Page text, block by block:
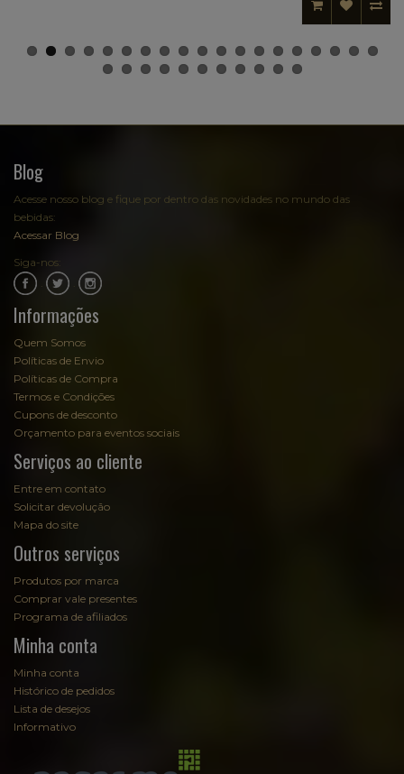
Blog
Acesse nosso blog e fique por dentro das novidades no mundo das
bebidas:
Acessar Blog
Siga-nos:
Informações
Quem Somos
Políticas de Envio
Políticas de Compra
Termos e Condições
Cupons de desconto
Orçamento para eventos sociais
Serviços ao cliente
Entre em contato
Solicitar devolução
Mapa do site
Outros serviços
Produtos por marca
Comprar vale presentes
Programa de afiliados
Minha conta
Minha conta
Histórico de pedidos
Lista de desejos
Informativo